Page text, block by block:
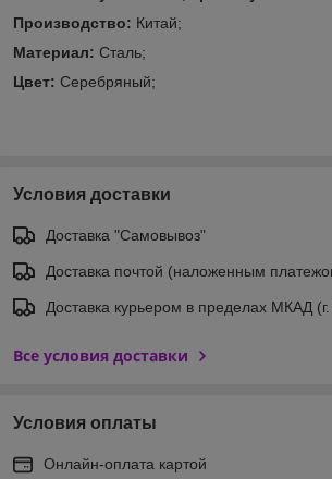
Производство: Китай;
Материал: Сталь;
Цвет: Серебряный;
Условия доставки
Доставка "Самовывоз"
Доставка почтой (наложенным
Доставка курьером в пределах МКАД
Все условия доставки
Условия оплаты
Онлайн-оплата картой